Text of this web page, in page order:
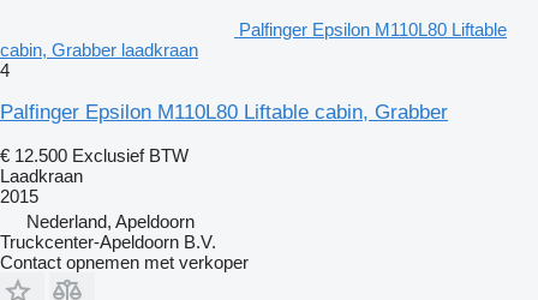
Palfinger Epsilon M110L80 Liftable
cabin, Grabber laadkraan
4
Palfinger Epsilon M110L80 Liftable cabin, Grabber
€ 12.500 Exclusief BTW
Laadkraan
2015
Nederland, Apeldoorn
Truckcenter-Apeldoorn B.V.
Contact opnemen met verkoper